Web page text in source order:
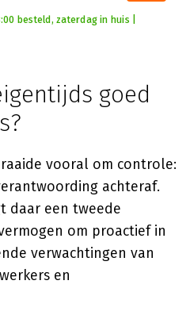
besteld, zaterdag in huis |
goed
vooral om controle:
achteraf.
daar een tweede
om proactief in
verwachtingen van
en